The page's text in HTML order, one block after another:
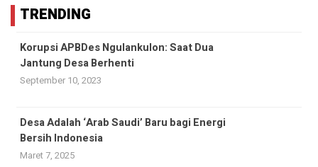
TRENDING
Korupsi APBDes Ngulankulon: Saat Dua
Jantung Desa Berhenti
September 10, 2023
Desa Adalah ‘Arab Saudi’ Baru bagi Energi
Bersih Indonesia
Maret 7, 2025